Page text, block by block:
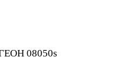
08050s